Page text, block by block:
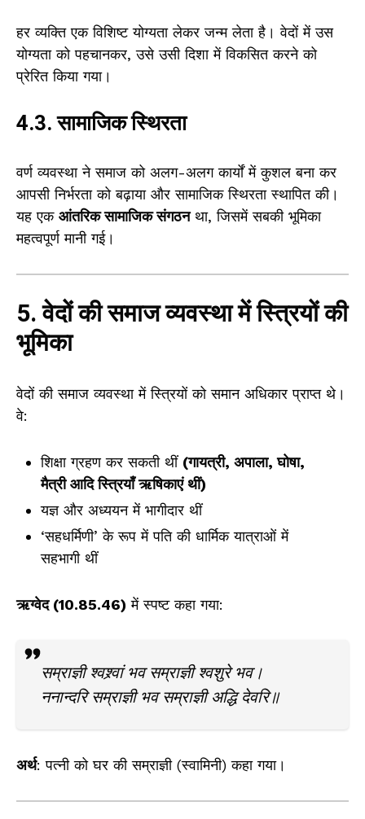
हर व्यक्ति एक विशिष्ट योग्यता लेकर जन्म लेता है। वेदों में उस
योग्यता को पहचानकर, उसे उसी दिशा में विकसित करने को
प्रेरित किया गया।
4.3. सामाजिक स्थिरता
वर्ण व्यवस्था ने समाज को अलग-अलग कार्यों में कुशल बना कर
आपसी निर्भरता को बढ़ाया और सामाजिक स्थिरता स्थापित की।
यह एक आंतरिक सामाजिक संगठनथा, जिसमें सबकी भूमिका
महत्वपूर्ण मानी गई।
5. वेदों की समाज व्यवस्था में स्त्रियों की
भूमिका
वेदों की समाज व्यवस्था में स्त्रियों को समान अधिकार प्राप्त थे।
वे:
शिक्षा ग्रहण कर सकती थीं (गायत्री, अपाला, घोषा,
मैत्री आदि स्त्रियाँ ऋषिकाएं थीं)
यज्ञ और अध्ययन में भागीदार थीं
‘सहधर्मिणी’ के रूप में पति की धार्मिक यात्राओं में
सहभागी थीं
ऋग्वेद (10.85.46) में स्पष्ट कहा गया:
सम्राज्ञी श्वश्र्वां भव सम्राज्ञी श्वशुरे भव।
ननान्दरि सम्राज्ञी भव सम्राज्ञी अद्धि देवरि॥
अर्थ: पत्नी को घर की सम्राज्ञी (स्वामिनी) कहा गया।